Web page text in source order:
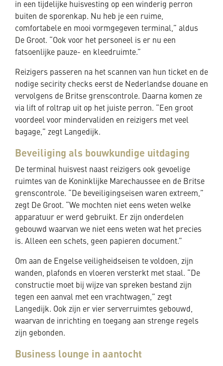
in een tijdelijke huisvesting op een winderig perron
buiten de sporenkap. Nu heb je een ruime,
comfortabele en mooi vormgegeven terminal,” aldus
De Groot. “Ook voor het personeel is er nu een
fatsoenlijke pauze- en kleedruimte.”
Reizigers passeren na het scannen van hun ticket en de
nodige secirity checks eerst de Nederlandse douane en
vervolgens de Britse grenscontrole. Daarna komen ze
via lift of roltrap uit op het juiste perron. “Een groot
voordeel voor mindervaliden en reizigers met veel
bagage,” zegt Langedijk.
Beveiliging als bouwkundige uitdaging
De terminal huisvest naast reizigers ook gevoelige
ruimtes van de Koninklijke Marechaussee en de Britse
grenscontrole. “De beveiligingseisen waren extreem,”
zegt De Groot. “We mochten niet eens weten welke
apparatuur er werd gebruikt. Er zijn onderdelen
gebouwd waarvan we niet eens weten wat het precies
is. Alleen een schets, geen papieren document.”
Om aan de Engelse veiligheidseisen te voldoen, zijn
wanden, plafonds en vloeren versterkt met staal. “De
constructie moet bij wijze van spreken bestand zijn
tegen een aanval met een vrachtwagen,” zegt
Langedijk. Ook zijn er vier serverruimtes gebouwd,
waarvan de inrichting en toegang aan strenge regels
zijn gebonden.
Business lounge in aantocht